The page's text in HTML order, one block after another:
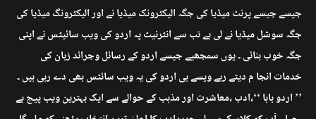
جیسے جیسے پرنٹ میڈیا کی جگہ الیکٹرونک میڈیا نے اور الیکٹرونگ میڈیا کی
جگہ سوشل میڈیا نے لی ہے تب سے انٹرنیٹ پہ اردو کی ویب سائیٹس نے اپنی
جگہ خوب بنائی ۔ یوں سمجھیے جیسے اردو کے رسائل وجرائد زبان کی
خدمات انجا م دیتے رہے ویسے ہی اردو کی یہ ویب سائٹس بھی دے رہی ہیں ۔
’’ اردو بابا ‘‘،ادب ،معاشرت اور مذہب کے حوالے سے ایک بہترین ویب پیج ہے